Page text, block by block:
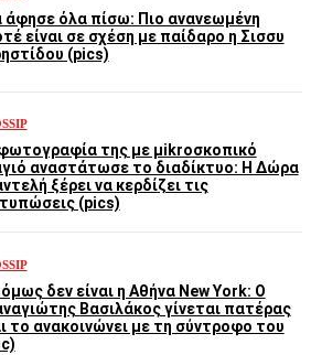
άφησε όλα πίσω: Πιο ανανεωμένη
είναι σε σχέση με παίδαρο η Σισσυ
(pics)
της με μikroσκοπικό
αναστάτωσε το διαδίκτυο: Η Δώρα
ξέρει να κερδίζει τις
(pics)
όμως δεν είναι η Αθήνα New York: Ο
Βασιλάκος γίνεται πατέρας
το ανακοινώνει με τη σύντροφο του